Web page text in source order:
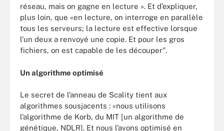
réseau, mais on gagne en lecture ». Et d’expliquer,
plus loin, que «en lecture, on interroge en parallèle
tous les serveurs; la lecture est effective lorsque
l’un deux a renvoyé une copie. Et pour les gros
fichiers, on est capable de les découper".
Un algorithme optimisé
Le secret de l’anneau de Scality tient aux
algorithmes sousjacents : «nous utilisons
l’algorithme de Korb, du MIT [un algorithme de
génétique, NDLR]. Et nous l’avons optimisé en